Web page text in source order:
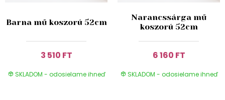
Barna mű koszorú 52cm
3 510 FT
SKLADOM - odosielame ihneď
Narancssárga mű
koszorú 52cm
6 160 FT
SKLADOM - odosielame ihneď